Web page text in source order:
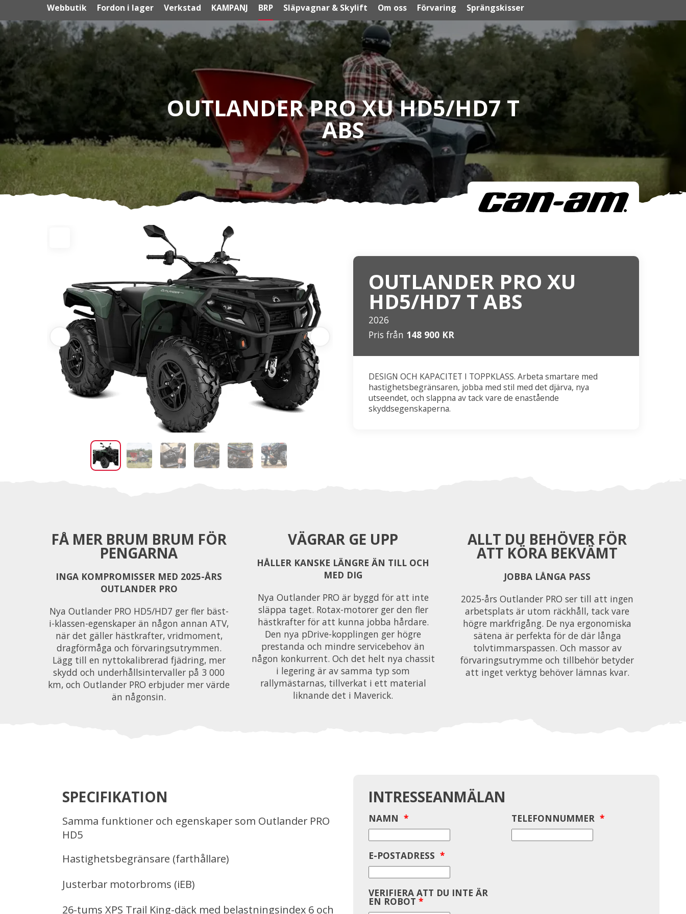
Webbutik Fordon i lager Verkstad KAMPANJ BRP Släpvagnar & Skylift Om oss Förvaring Sprängskisser
OUTLANDER PRO XU HD5/HD7 T
ABS
OUTLANDER PRO XU
HD5/HD7 T ABS
2026
Pris från 148 900 KR
DESIGN OCH KAPACITET I TOPPKLASS. Arbeta smartare med
hastighetsbegränsaren, jobba med stil med det djärva, nya
utseendet, och slappna av tack vare de enastående
skyddsegenskaperna.
FÅ MER BRUM BRUM FÖR
PENGARNA
INGA KOMPROMISSER MED 2025-ÅRS
OUTLANDER PRO
Nya Outlander PRO HD5/HD7 ger fler bäst-
i-klassen-egenskaper än någon annan ATV,
när det gäller hästkrafter, vridmoment,
dragförmåga och förvaringsutrymmen.
Lägg till en nyttokalibrerad fjädring, mer
skydd och underhållsintervaller på 3 000
km, och Outlander PRO erbjuder mer värde
än någonsin.
VÄGRAR GE UPP
HÅLLER KANSKE LÄNGRE ÄN TILL OCH
MED DIG
Nya Outlander PRO är byggd för att inte
släppa taget. Rotax-motorer ger den fler
hästkrafter för att kunna jobba hårdare.
Den nya pDrive-kopplingen ger högre
prestanda och mindre servicebehov än
någon konkurrent. Och det helt nya chassit
i legering är av samma typ som
rallymästarnas, tillverkat i ett material
liknande det i Maverick.
ALLT DU BEHÖVER FÖR
ATT KÖRA BEKVÄMT
JOBBA LÅNGA PASS
2025-års Outlander PRO ser till att ingen
arbetsplats är utom räckhåll, tack vare
högre markfrigång. De nya ergonomiska
sätena är perfekta för de där långa
tolvtimmarspassen. Och massor av
förvaringsutrymme och tillbehör betyder
att inget verktyg behöver lämnas kvar.
SPECIFIKATION
Samma funktioner och egenskaper som Outlander PRO
HD5
Hastighetsbegränsare (farthållare)
Justerbar motorbroms (iEB)
26-tums XPS Trail King-däck med belastningsindex 6 och
INTRESSEANMÄLAN
NAMN * TELEFONNUMMER *
E-POSTADRESS *
VERIFIERA ATT DU INTE ÄR
EN ROBOT *